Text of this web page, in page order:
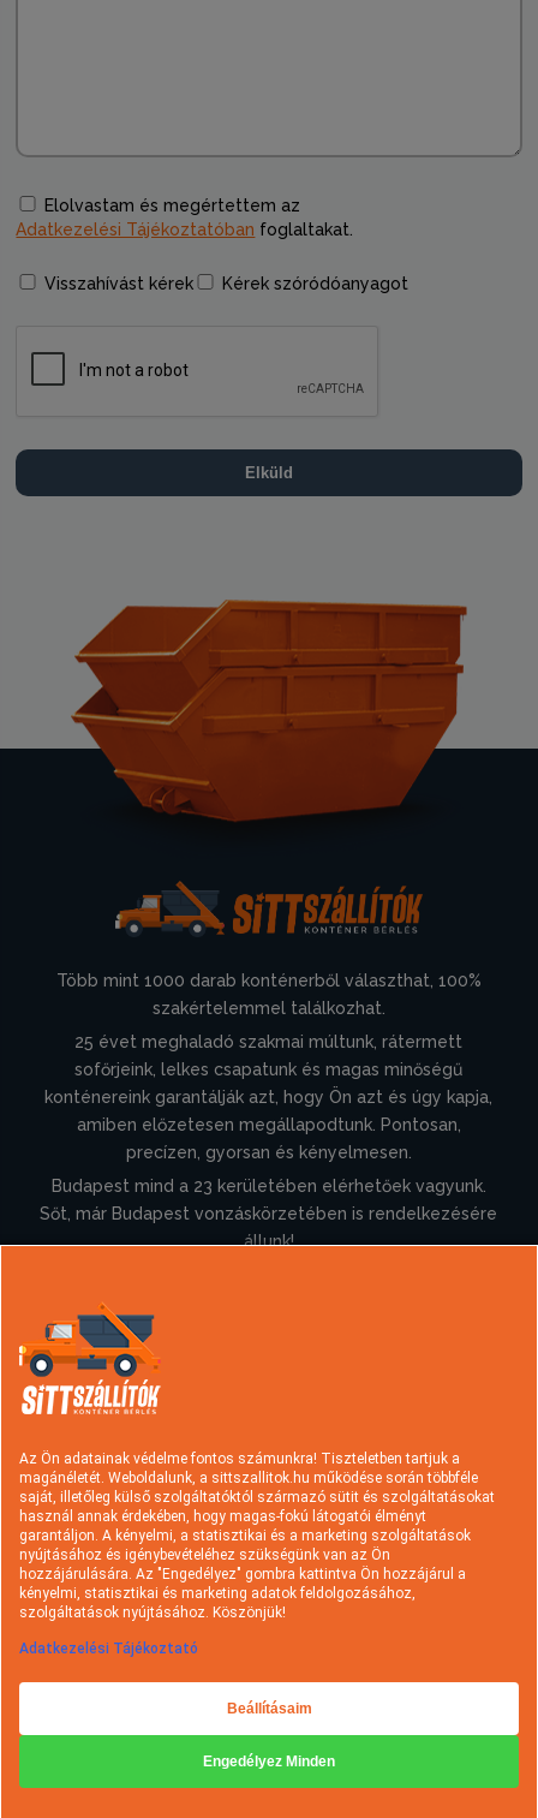
Elolvastam és megértettem az
Adatkezelési Tájékoztatóban foglaltakat.
Visszahívást kérek Kérek szóródóanyagot
Elküld
Több mint 1000 darab konténerből választhat, 100%
szakértelemmel találkozhat.
25 évet meghaladó szakmai múltunk, rátermett
sofőrjeink, lelkes csapatunk és magas minőségű
konténereink garantálják azt, hogy Ön azt és úgy kapja,
amiben előzetesen megállapodtunk. Pontosan,
precízen, gyorsan és kényelmesen.
Budapest mind a 23 kerületében elérhetőek vagyunk.
Sőt, már Budapest vonzáskörzetében is rendelkezésére
állunk!
Konténer rendelés
Típusok és árak
Szolgáltatások
Hasznos információk
Gyakori kérdések
Kapcsolat
Hulladék fajták
Rakodási tudnivalók
A sittszállításról
Cégtörténet
Ajánlatkérés
Minden jog fenntartva © 2026
Az Ön adatainak védelme fontos számunkra! Tiszteletben tartjuk a
magánéletét. Weboldalunk, a sittszallitok.hu működése során többféle
saját, illetőleg külső szolgáltatóktól származó sütit és szolgáltatásokat
használ annak érdekében, hogy magas-fokú látogatói élményt
garantáljon. A kényelmi, a statisztikai és a marketing szolgáltatások
nyújtásához és igénybevételéhez szükségünk van az Ön
hozzájárulására. Az "Engedélyez" gombra kattintva Ön hozzájárul a
kényelmi, statisztikai és marketing adatok feldolgozásához,
szolgáltatások nyújtásához. Köszönjük!
Adatkezelési Tájékoztató
Beállításaim
Engedélyez Minden